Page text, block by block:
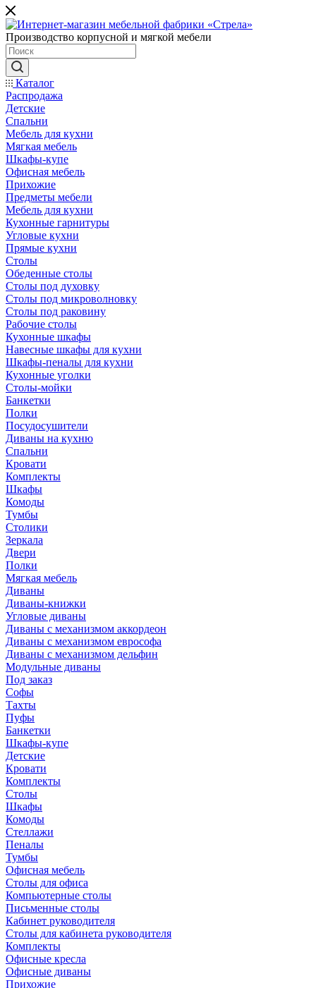
Производство корпусной и мягкой мебели
Каталог
Распродажа
Детские
Спальни
Мебель для кухни
Мягкая мебель
Шкафы-купе
Офисная мебель
Прихожие
Предметы мебели
Мебель для кухни
Кухонные гарнитуры
Угловые кухни
Прямые кухни
Столы
Обеденные столы
Столы под духовку
Столы под микроволновку
Столы под раковину
Рабочие столы
Кухонные шкафы
Навесные шкафы для кухни
Шкафы-пеналы для кухни
Кухонные уголки
Столы-мойки
Банкетки
Полки
Посудосушители
Диваны на кухню
Спальни
Кровати
Комплекты
Шкафы
Комоды
Тумбы
Столики
Зеркала
Двери
Полки
Мягкая мебель
Диваны
Диваны-книжки
Угловые диваны
Диваны с механизмом аккордеон
Диваны с механизмом еврософа
Диваны с механизмом дельфин
Модульные диваны
Под заказ
Софы
Тахты
Пуфы
Банкетки
Шкафы-купе
Детские
Кровати
Комплекты
Столы
Шкафы
Комоды
Стеллажи
Пеналы
Тумбы
Офисная мебель
Столы для офиса
Компьютерные столы
Письменные столы
Кабинет руководителя
Столы для кабинета руководителя
Комплекты
Офисные кресла
Офисные диваны
Прихожие